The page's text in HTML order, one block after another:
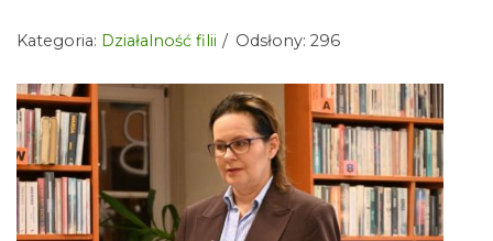
Kategoria: Działalność filii Odsłony: 296